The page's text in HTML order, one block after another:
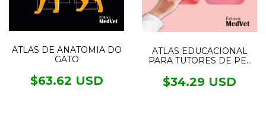
ATLAS DE ANATOMIA DO
GATO
$63.62 USD
ATLAS EDUCACIONAL
PARA TUTORES DE PET
$34.29 USD